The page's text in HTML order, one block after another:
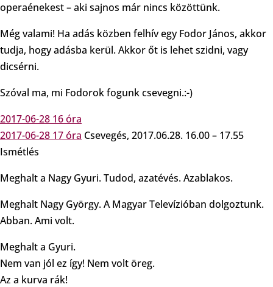
operaénekest – aki sajnos már nincs közöttünk.
Még valami! Ha adás közben felhív egy Fodor János, akkor
tudja, hogy adásba kerül. Akkor őt is lehet szidni, vagy
dicsérni.
Szóval ma, mi Fodorok fogunk csevegni.:-)
2017-06-28 16 óra
2017-06-28 17 óra Csevegés, 2017.06.28. 16.00 – 17.55
Ismétlés
Meghalt a Nagy Gyuri. Tudod, azatévés. Azablakos.
Meghalt Nagy György. A Magyar Televízióban dolgoztunk.
Abban. Ami volt.
Meghalt a Gyuri.
Nem van jól ez így! Nem volt öreg.
Az a kurva rák!